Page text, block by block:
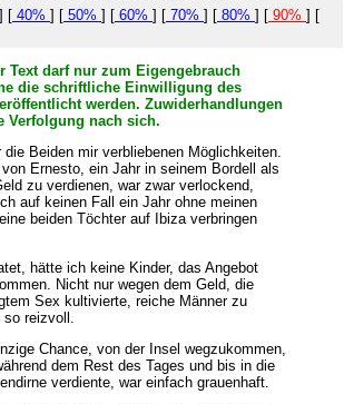
] [ 40% ] [ 50% ] [ 60% ] [ 70% ] [ 80% ] [ 90% ] [
Text darf nur zum Eigengebrauch
die schriftliche Einwilligung des
werden. Zuwiderhandlungen
Verfolgung nach sich.
die Beiden mir verbliebenen Möglichkeiten.
Ernesto, ein Jahr in seinem Bordell als
zu verdienen, war zwar verlockend,
auf keinen Fall ein Jahr ohne meinen
beiden Töchter auf Ibiza verbringen
hätte ich keine Kinder, das Angebot
Nicht nur wegen dem Geld, die
Sex kultivierte, reiche Männer zu
reizvoll.
Chance, von der Insel wegzukommen,
dem Rest des Tages und bis in die
verdiente, war einfach grauenhaft.